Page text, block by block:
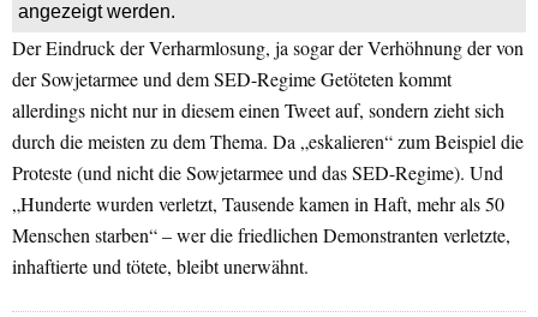
angezeigt werden.
Der Eindruck der Verharmlosung, ja sogar der Verhöhnung der von
der Sowjetarmee und dem SED-Regime Getöteten kommt
allerdings nicht nur in diesem einen Tweet auf, sondern zieht sich
durch die meisten zu dem Thema. Da „eskalieren“ zum Beispiel die
Proteste (und nicht die Sowjetarmee und das SED-Regime). Und
„Hunderte wurden verletzt, Tausende kamen in Haft, mehr als 50
Menschen starben“ – wer die friedlichen Demonstranten verletzte,
inhaftierte und tötete, bleibt unerwähnt.